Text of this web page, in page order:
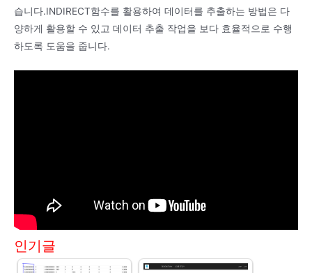
습니다.INDIRECT함수를 활용하여 데이터를 추출하는 방법은 다
양하게 활용할 수 있고 데이터 추출 작업을 보다 효율적으로 수행
하도록 도움을 줍니다.
인기글